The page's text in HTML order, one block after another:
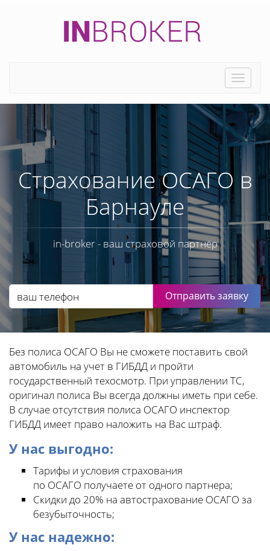
Toggle
Страхование ОСАГО в
Барнауле
in-broker - ваш страховой партнёр
Отправить заявку
Без полиса ОСАГО Вы не сможете поставить свой
автомобиль на учет в ГИБДД и пройти
государственный техосмотр. При управлении ТС,
оригинал полиса Вы всегда должны иметь при себе.
В случае отсутствия полиса ОСАГО инспектор
ГИБДД имеет право наложить на Вас штраф.
У нас выгодно:
Тарифы и условия страхования
по ОСАГО получаете от одного партнера;
Скидки до 20% на автострахование ОСАГО за
безубыточность;
У нас надежно: